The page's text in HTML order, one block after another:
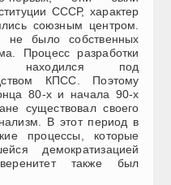
СССР, характер
союзным центром.
не было собственных
Процесс разработки
находился под
КПСС. Поэтому
80-х и начала 90-х
существовал своего
В этот период в
процессы, которые
демократизацией
также был